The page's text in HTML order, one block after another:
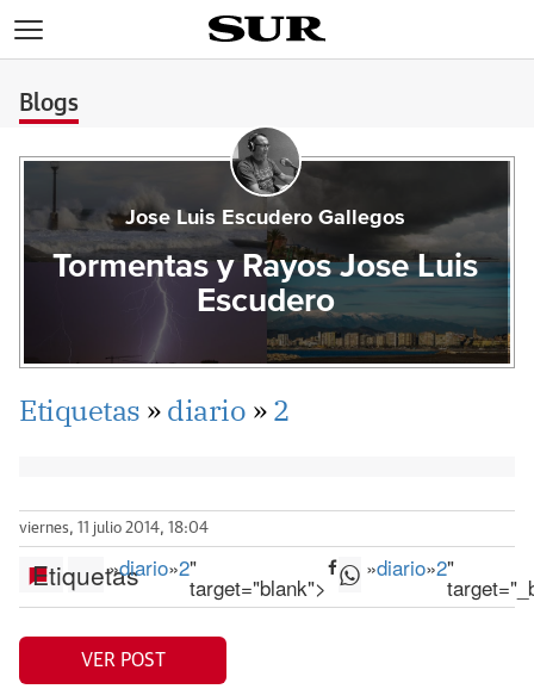
Blogs
Jose Luis Escudero Gallegos
Tormentas y Rayos Jose Luis
Escudero
Etiquetas »diario »2
viernes, 11 julio 2014, 18:04
Etiquetas
»diario»2"
target="blank">
»diario»2"
VER POST